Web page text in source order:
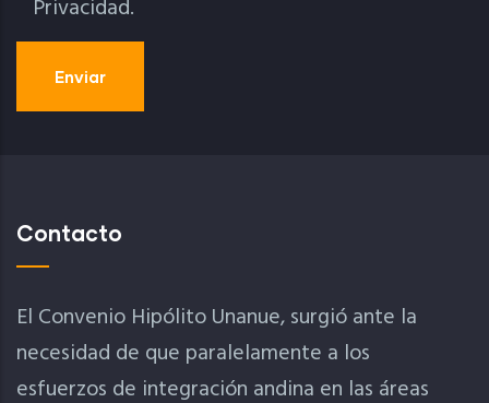
Privacidad.
Contacto
El Convenio Hipólito Unanue, surgió ante la
necesidad de que paralelamente a los
esfuerzos de integración andina en las áreas